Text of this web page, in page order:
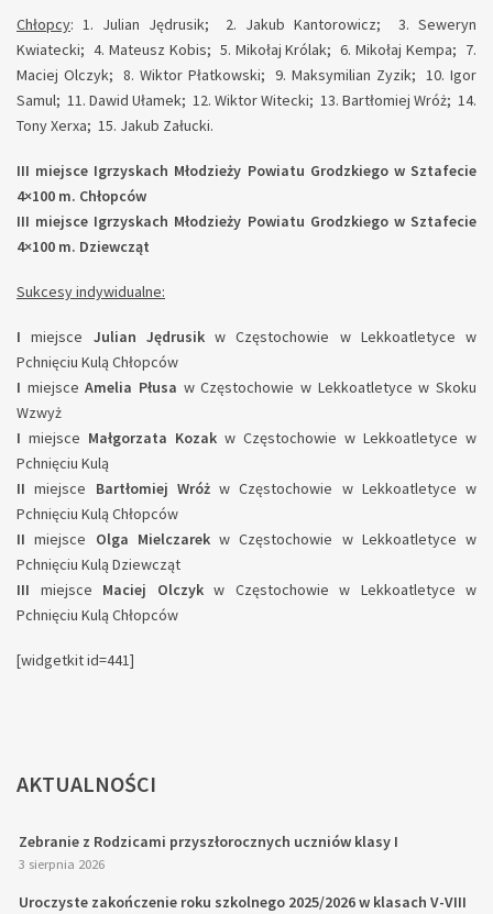
Chłopcy: 1. Julian Jędrusik; 2. Jakub Kantorowicz; 3. Seweryn
Kwiatecki; 4. Mateusz Kobis; 5. Mikołaj Królak; 6. Mikołaj Kempa; 7.
Maciej Olczyk; 8. Wiktor Płatkowski; 9. Maksymilian Zyzik; 10. Igor
Samul; 11. Dawid Ułamek; 12. Wiktor Witecki; 13. Bartłomiej Wróż; 14.
Tony Xerxa; 15. Jakub Załucki.
III miejsce Igrzyskach Młodzieży Powiatu Grodzkiego w Sztafecie
4×100 m. Chłopców
III miejsce Igrzyskach Młodzieży Powiatu Grodzkiego w Sztafecie
4×100 m. Dziewcząt
Sukcesy indywidualne:
Imiejsce Julian Jędrusikw Częstochowie w Lekkoatletyce w
Pchnięciu Kulą Chłopców
I miejsceAmelia Płusa w Częstochowie w Lekkoatletyce w Skoku
Wzwyż
I miejsce Małgorzata Kozak w Częstochowie w Lekkoatletyce w
Pchnięciu Kulą
IImiejsce Bartłomiej Wróżw Częstochowie w Lekkoatletyce w
Pchnięciu Kulą Chłopców
IImiejsce Olga Mielczarek w Częstochowie w Lekkoatletyce w
Pchnięciu Kulą Dziewcząt
III miejsce Maciej Olczykw Częstochowie w Lekkoatletyce w
Pchnięciu Kulą Chłopców
[widgetkit id=441]
AKTUALNOŚCI
Zebranie z Rodzicami przyszłorocznych uczniów klasy I
3 sierpnia 2026
Uroczyste zakończenie roku szkolnego 2025/2026 w klasach V-VIII